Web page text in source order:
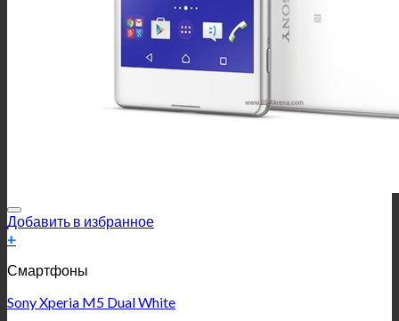
Добавить в избранное
+
Смартфоны
Sony Xperia M5 Dual White